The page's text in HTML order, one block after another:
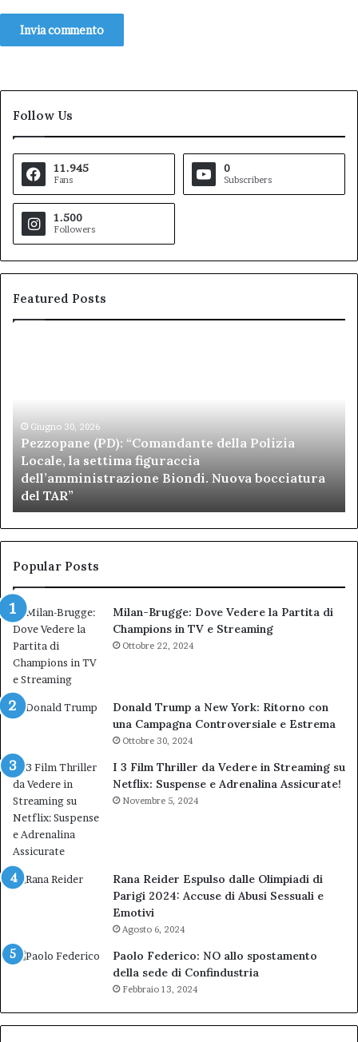
Follow Us
11.945
Fans
0
Subscribers
1.500
Followers
Featured Posts
Locale,
settima
figuraccia
dell’amministrazione
Biondi.
Nuova
bocciatura
del
Giugno 30, 2026
Pezzopane (PD): “Comandante della Polizia
Locale, la settima figuraccia
dell’amministrazione Biondi. Nuova bocciatura
del TAR”
ai
Popular Posts
Milan-Brugge: Dove Vedere la Partita di
Champions in TV e Streaming
Ottobre 22, 2024
Donald Trump a New York: Ritorno con
una Campagna Controversiale e Estrema
Ottobre 30, 2024
I 3 Film Thriller da Vedere in Streaming su
Netflix: Suspense e Adrenalina Assicurate!
Novembre 5, 2024
Rana Reider Espulso dalle Olimpiadi di
Parigi 2024: Accuse di Abusi Sessuali e
Emotivi
Agosto 6, 2024
Paolo Federico: NO allo spostamento
della sede di Confindustria
Febbraio 13, 2024